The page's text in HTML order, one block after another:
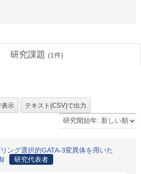
研究課題 (1件)
ング選択的GATA-3変異体を用いた
研究代表者